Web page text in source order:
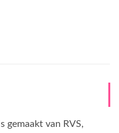
gemaakt van RVS,